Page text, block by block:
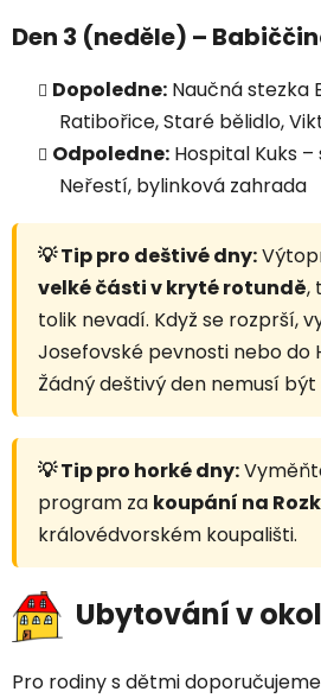
Den 3 (neděle) –
Dopoledne: Naučná stezka
Ratibořice, Staré bělidlo,
Odpoledne: Hospital Kuks
Neřestí, bylinková zahrada
💡 Tip pro deštivé dny:
velké části v kryté rotundě,
tolik nevadí. Když se rozprší,
Josefovské pevnosti nebo do
Žádný deštivý den nemusí
💡 Tip pro horké dny:
program za koupání na
královédvorském koupališti.
Ubytování v
Pro rodiny s dětmi